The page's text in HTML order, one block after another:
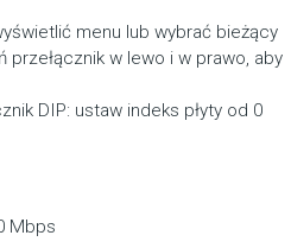
menu lub wybrać bieżący
przełącznik w lewo i w prawo, aby
DIP: ustaw indeks płyty od 0
Mbps